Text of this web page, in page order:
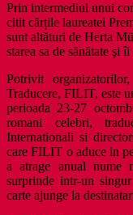
Prin intermediul unui
citit cărțile laureatei
sunt altături de Herta
starea sa de sănătate şi
Potrivit
Traducere, FILIT, este
perioada 23-27
romani celebri,
Internationali si
care FILIT o aduce in
a atrage anual nume
surprinde intr-un
carte ajunge la